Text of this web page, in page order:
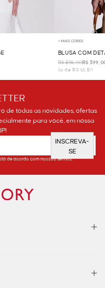
+ MAIS CORES
BLUSA COM
R$ 598,00R$
6x de R$ 66,50
de todas as novidades, ofertas
para você, em nossa
INSCREVA-
SE
de acordo com nossos termos.